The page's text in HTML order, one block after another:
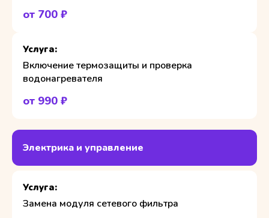
от 700 ₽
Включение термозащиты и проверка
водонагревателя
от 990 ₽
Электрика и управление
Замена модуля сетевого фильтра